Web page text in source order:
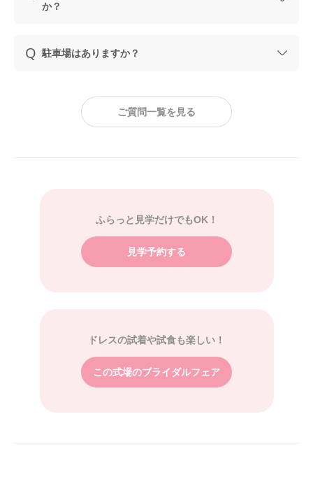
か？
駐車場はありますか？
ご質問一覧を見る
ふらっと見学だけでもOK！
見学予約する
ドレスの試着や試食も楽しい！
この式場のブライダルフェア